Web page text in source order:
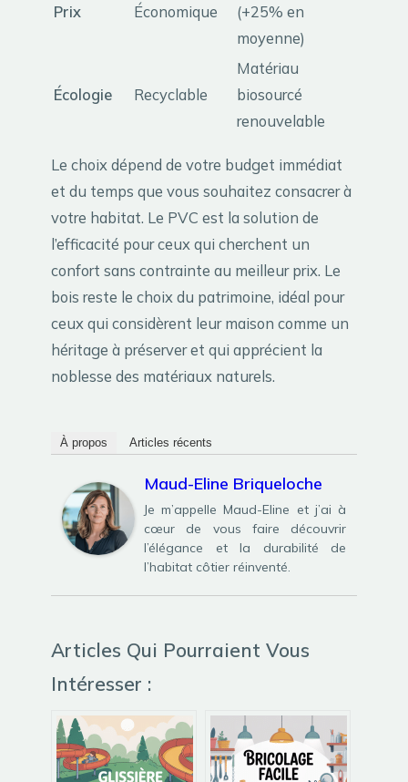
Prix Économique
(+25% en
moyenne)
Écologie Recyclable
Matériau
biosourcé
renouvelable
Le choix dépend de votre budget immédiat
et du temps que vous souhaitez consacrer à
votre habitat. Le PVC est la solution de
l’efficacité pour ceux qui cherchent un
confort sans contrainte au meilleur prix. Le
bois reste le choix du patrimoine, idéal pour
ceux qui considèrent leur maison comme un
héritage à préserver et qui apprécient la
noblesse des matériaux naturels.
À propos Articles récents
Maud-Eline Briqueloche
Je m’appelle Maud-Eline et j’ai à
cœur de vous faire découvrir
l’élégance et la durabilité de
l’habitat côtier réinventé.
Articles Qui Pourraient Vous
Intéresser :